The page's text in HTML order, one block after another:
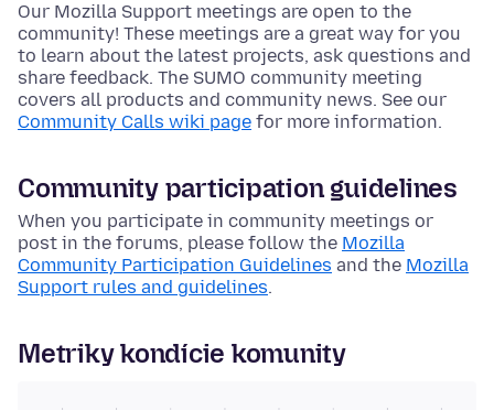
Our Mozilla Support meetings are open to the
community! These meetings are a great way for you
to learn about the latest projects, ask questions and
share feedback. The SUMO community meeting
covers all products and community news. See our
Community Calls wiki page for more information.
Community participation guidelines
When you participate in community meetings or
post in the forums, please follow the Mozilla
Community Participation Guidelines and the Mozilla
Support rules and guidelines.
Metriky kondície komunity